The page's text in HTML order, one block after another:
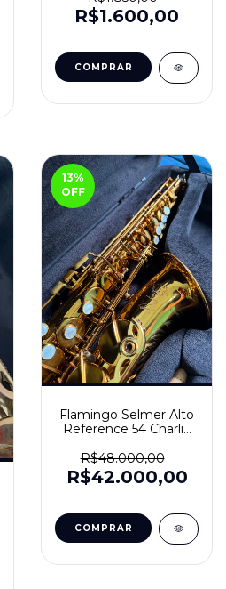
R$1.600,00
13%
OFF
Flamingo Selmer Alto
Reference 54 Charlie
R$48.000,00
R$42.000,00